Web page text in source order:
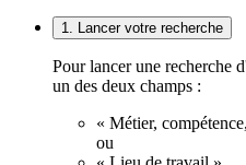
1. Lancer votre recherche
Pour lancer une recherche
un des deux champs :
« Métier,
ou